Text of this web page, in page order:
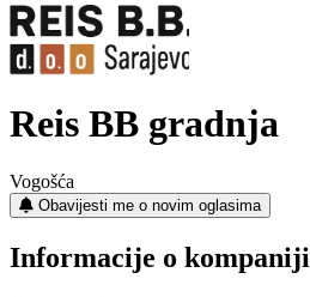
Reis BB gradnja
Vogošća
Obavijesti me o novim oglasima
Informacije o kompaniji